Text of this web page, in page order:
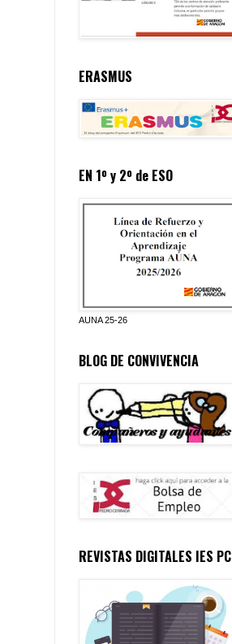
ERASMUS
EN 1º y 2º de ESO
AUNA 25-26
BLOG DE CONVIVENCIA
REVISTAS DIGITALES IES PC